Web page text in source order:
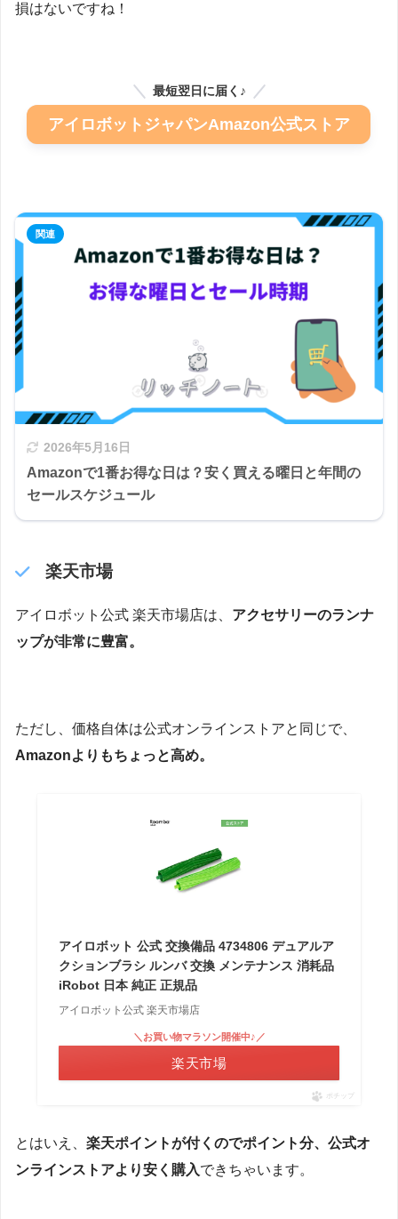
損はないですね！
最短翌日に届く♪
アイロボットジャパンAmazon公式ストア
2026年5月16日
Amazonで1番お得な日は？安く買える曜日と年間の
セールスケジュール
楽天市場
アイロボット公式 楽天市場店は、 アクセサリーのランナ
ップが非常に豊富。
ただし、価格自体は公式オンラインストアと同じで、
Amazonよりもちょっと高め。
アイロボット 公式 交換備品 4734806 デュアルア
クションブラシ ルンバ 交換 メンテナンス 消耗品
iRobot 日本 純正 正規品
アイロボット公式 楽天市場店
＼お買い物マラソン開催中♪／
楽天市場
ポチップ
とはいえ、 楽天ポイントが付くのでポイント分、公式オ
ンラインストアより安く購入できちゃいます。